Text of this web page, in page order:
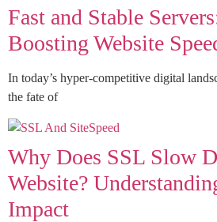
Fast and Stable
Boosting Website
In today’s hyper-competitive digital
the fate of
Why Does SSL Slow
Website?
Impact